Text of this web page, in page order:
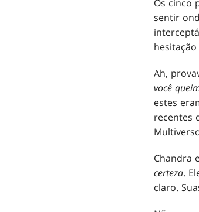
Os cinco
sentir
Ah,
você
estes
recentes
Chandra
certeza.
claro.